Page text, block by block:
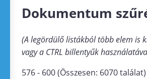
Dokumentum
(A legördülő listákból több elem is
vagy a CTRL billentyűk
576 - 600 (Összesen: 6070 találat)